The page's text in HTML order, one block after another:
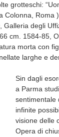
grotteschi:
Colonna, Roma
Galleria degli
cm. 1584-85,
morta con
larghe e
Sin dagli
a Parma
sentimentale
infinite
visione delle
Opera di